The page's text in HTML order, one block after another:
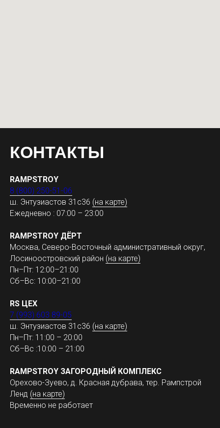
КОНТАКТЫ
RAMPSTROY
8 (800) 250-51-06
ш. Энтузиастов 31с36 (на карте)
Ежедневно : 07:00 – 23:00
RAMPSTROY ДЁРТ
Москва, Северо-Восточный административный округ,
Лосиноостровский район (на карте)
Пн–Пт: 12:00–21:00
Сб–Вс: 10:00–21:00
RS ЦЕХ
7 (993) 603 89-05
ш. Энтузиастов 31с36 (на карте)
Пн–Пт: 11:00 – 20:00
Сб–Вс :10:00 – 21:00
RAMPSTROY ЗАГОРОДНЫЙ КОМПЛЕКС
Орехово-Зуево, д. Красная дубрава, тер. Рампстрой
Ленд (на карте)
Временно не работает